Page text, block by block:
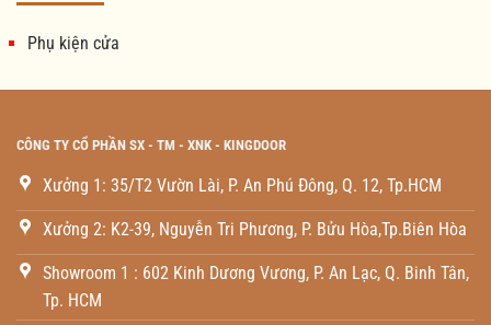
Phụ kiện cửa
CÔNG TY CỔ PHẦN SX - TM - XNK - KINGDOOR
Xưởng 1: 35/T2 Vườn Lài, P. An Phú Đông, Q. 12, Tp.HCM
Xưởng 2: K2-39, Nguyễn Tri Phương, P. Bửu Hòa,Tp.Biên Hòa
Showroom 1 : 602 Kinh Dương Vương, P. An Lạc, Q. Binh Tân,
Tp. HCM